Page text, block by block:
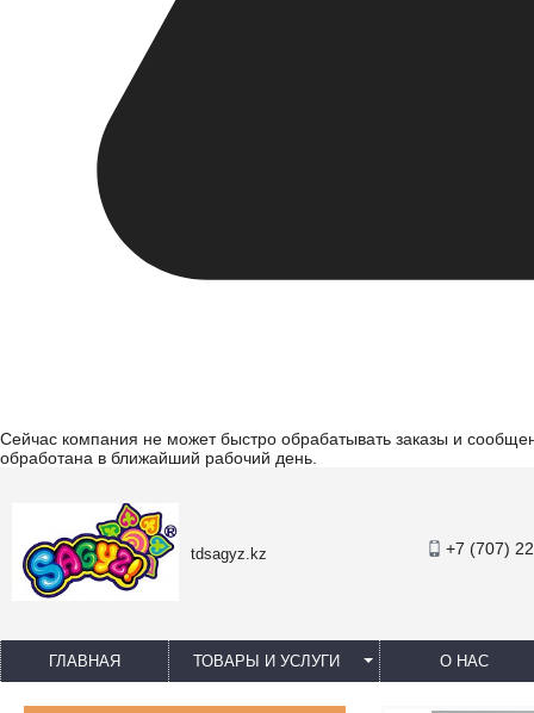
Сейчас компания не может быстро обрабатывать заказы и
обработана в ближайший рабочий день.
tdsagyz.kz +7 (707)
ГЛАВНАЯ ТОВАРЫ И УСЛУГИ О НАС